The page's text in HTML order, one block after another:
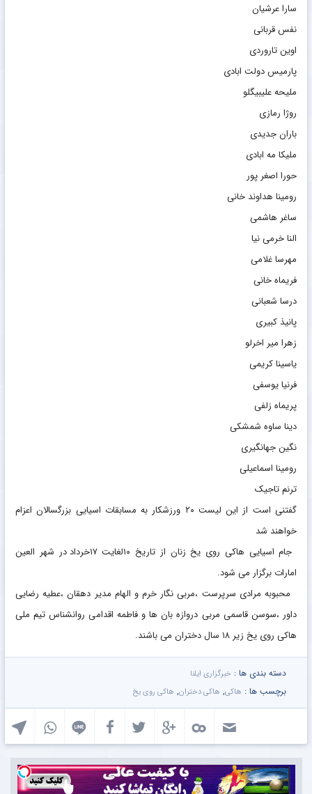
سارا عرشیان
نفس قربانی
اوین تاروردی
پارمیس دولت ابادی
ملیحه علیبیگلو
روژا رمازی
باران جدیدی
ملیکا مه ابادی
حورا اصغر پور
رومینا هداوند خانی
ساغر هاشمی
النا خرمی نیا
مهرسا غلامی
فریماه خانی
درسا شعبانی
پانیذ کبیری
زهرا میر اخرلو
یاسینا کریمی
فرنیا یوسفی
پریماه زلفی
دینا ساوه شمشکی
نگین جهانگیری
رومینا اسماعیلی
ترنم تاجیک
گفتنی است از این لیست ۲۰ ورزشکار به مسابقات اسیایی بزرگسالان اعزام
خواهند شد
جام اسیایی هاکی روی یخ زنان از تاریخ ۱۰لغایت ۱۷خرداد در شهر العین
امارات برگزار می شود.
محبوبه مرادی سرپرست ،مربی نگار خرم و الهام مدیر دهقان ،عطیه رضایی
داور ،سوسن قاسمی مربی دروازه بان ها و فاطمه اقدامی روانشناس تیم ملی
هاکی روی یخ زیر ۱۸ سال دختران می باشند.
دسته بندی ها : خبرگزاری ایلنا
برچسب ها : هاکی, هاکی دختران, هاکی روی یخ